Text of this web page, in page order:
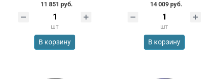
11 851 руб.
шт
В корзину
14 009 руб.
шт
В корзину